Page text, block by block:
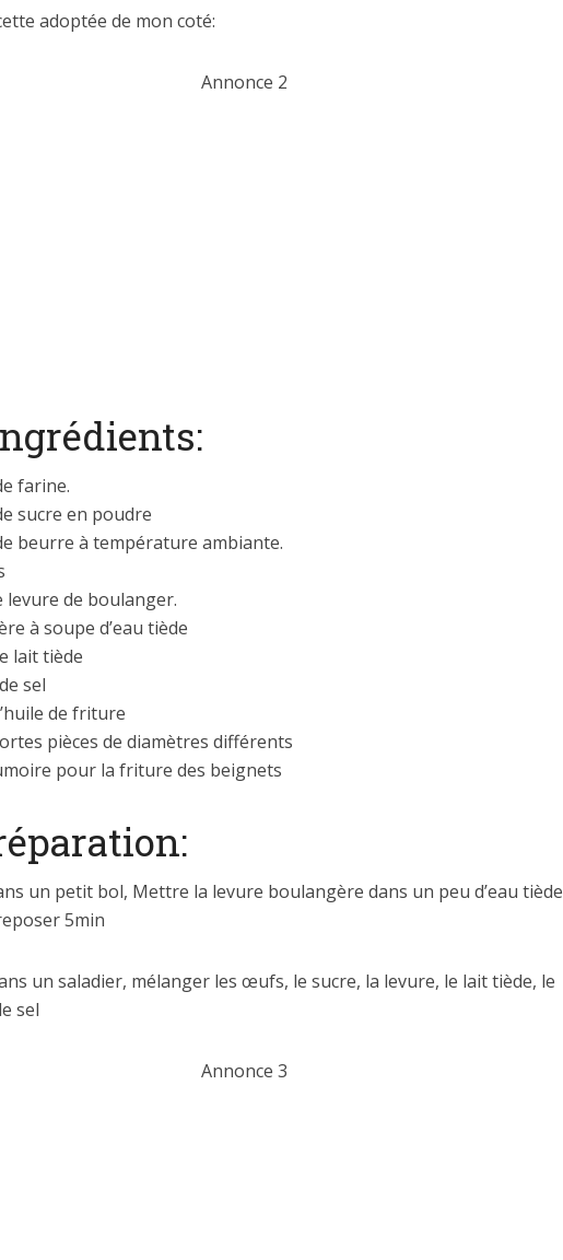
adoptée de mon coté:
Annonce 2
farine.
sucre en poudre
beurre à température ambiante.
levure de boulanger.
à soupe d’eau tiède
lait tiède
sel
de friture
pièces de diamètres différents
pour la friture des beignets
un petit bol, Mettre la levure boulangère dans un peu d’eau tiède
5min
un saladier, mélanger les œufs, le sucre, la levure, le lait tiède, le
sel
Annonce 3